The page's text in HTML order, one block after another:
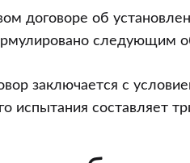
договоре об
следующим
заключается с
испытания составляет